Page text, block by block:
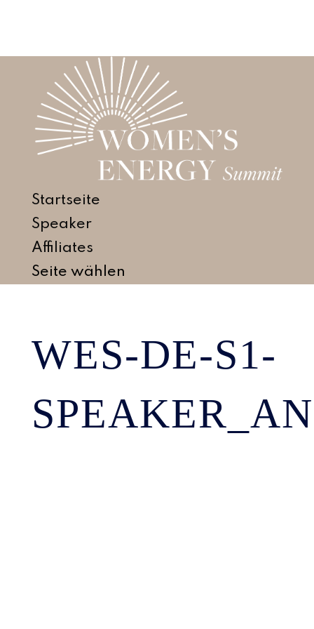
Startseite
Speaker
Affiliates
Seite wählen
WES-DE-S1-